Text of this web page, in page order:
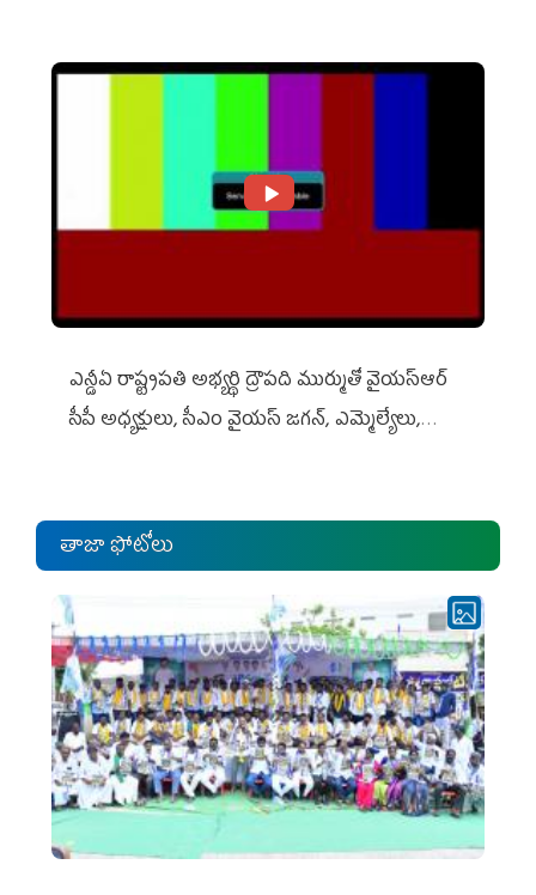
ఎన్డీఏ రాష్ట్ర‌ప‌తి అభ్య‌ర్థి ద్రౌప‌ది ముర్ముతో వైయ‌స్ఆర్
సీపీ అధ్య‌క్షులు, సీఎం వైయ‌స్ జ‌గ‌న్, ఎమ్మెల్యేలు,
తాజా ఫోటోలు